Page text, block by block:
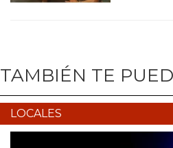
TAMBIÉN TE
LOCALES